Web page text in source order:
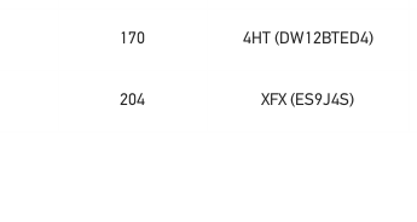
170 4HT (DW12BTED4)
204 XFX (ES9J4S)